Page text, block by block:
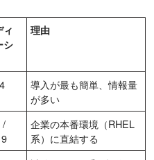
ィ
シ
理由
導入が最も簡単、情報量
が多い
/
企業の本番環境（RHEL
系）に直結する